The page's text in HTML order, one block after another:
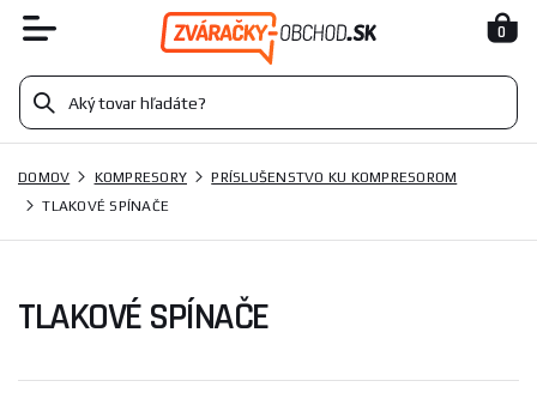
0
DOMOV KOMPRESORY
PRÍSLUŠENSTVO KU KOMPRESOROM
TLAKOVÉ SPÍNAČE
TLAKOVÉ SPÍNAČE